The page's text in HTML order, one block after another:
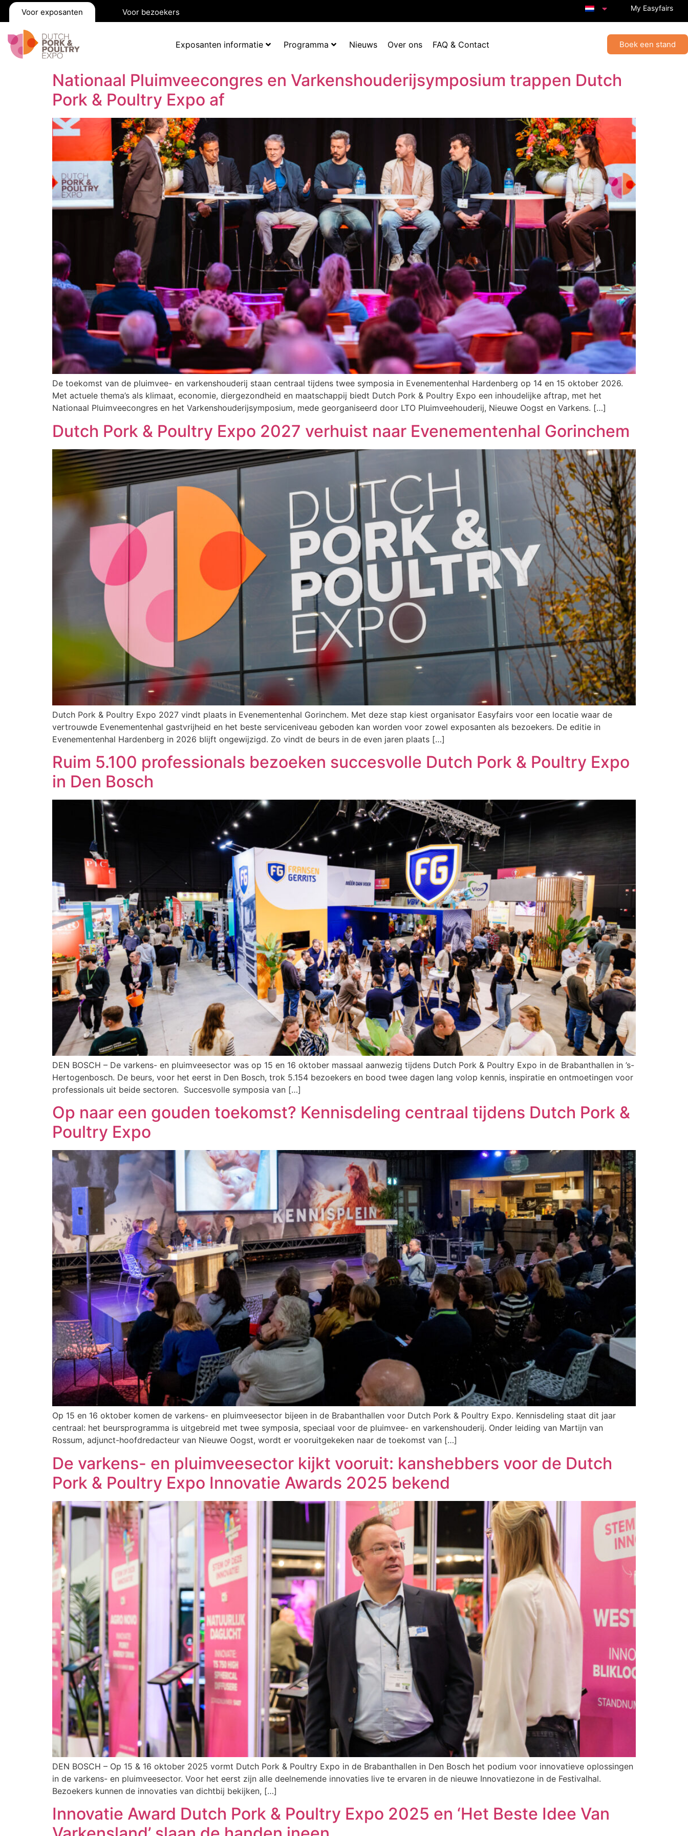
Voor exposanten Voor bezoekers My Easyfairs
Exposanten informatie Programma Nieuws Over ons FAQ & Contact Boek een stand
Nationaal Pluimveecongres en Varkenshouderijsymposium trappen Dutch
Pork & Poultry Expo af
De toekomst van de pluimvee- en varkenshouderij staan centraal tijdens twee symposia in Evenementenhal Hardenberg op 14 en 15 oktober 2026.
Met actuele thema’s als klimaat, economie, diergezondheid en maatschappij biedt Dutch Pork & Poultry Expo een inhoudelijke aftrap, met het
Nationaal Pluimveecongres en het Varkenshouderijsymposium, mede georganiseerd door LTO Pluimveehouderij, Nieuwe Oogst en Varkens. […]
Dutch Pork & Poultry Expo 2027 verhuist naar Evenementenhal Gorinchem
Dutch Pork & Poultry Expo 2027 vindt plaats in Evenementenhal Gorinchem. Met deze stap kiest organisator Easyfairs voor een locatie waar de
vertrouwde Evenementenhal gastvrijheid en het beste serviceniveau geboden kan worden voor zowel exposanten als bezoekers. De editie in
Evenementenhal Hardenberg in 2026 blijft ongewijzigd. Zo vindt de beurs in de even jaren plaats […]
Ruim 5.100 professionals bezoeken succesvolle Dutch Pork & Poultry Expo
in Den Bosch
DEN BOSCH – De varkens- en pluimveesector was op 15 en 16 oktober massaal aanwezig tijdens Dutch Pork & Poultry Expo in de Brabanthallen in ’s-
Hertogenbosch. De beurs, voor het eerst in Den Bosch, trok 5.154 bezoekers en bood twee dagen lang volop kennis, inspiratie en ontmoetingen voor
professionals uit beide sectoren. Succesvolle symposia van […]
Op naar een gouden toekomst? Kennisdeling centraal tijdens Dutch Pork &
Poultry Expo
Op 15 en 16 oktober komen de varkens- en pluimveesector bijeen in de Brabanthallen voor Dutch Pork & Poultry Expo. Kennisdeling staat dit jaar
centraal: het beursprogramma is uitgebreid met twee symposia, speciaal voor de pluimvee- en varkenshouderij. Onder leiding van Martijn van
Rossum, adjunct-hoofdredacteur van Nieuwe Oogst, wordt er vooruitgekeken naar de toekomst van […]
De varkens- en pluimveesector kijkt vooruit: kanshebbers voor de Dutch
Pork & Poultry Expo Innovatie Awards 2025 bekend
DEN BOSCH – Op 15 & 16 oktober 2025 vormt Dutch Pork & Poultry Expo in de Brabanthallen in Den Bosch het podium voor innovatieve oplossingen
in de varkens- en pluimveesector. Voor het eerst zijn alle deelnemende innovaties live te ervaren in de nieuwe Innovatiezone in de Festivalhal.
Bezoekers kunnen de innovaties van dichtbij bekijken, […]
Innovatie Award Dutch Pork & Poultry Expo 2025 en ‘Het Beste Idee Van